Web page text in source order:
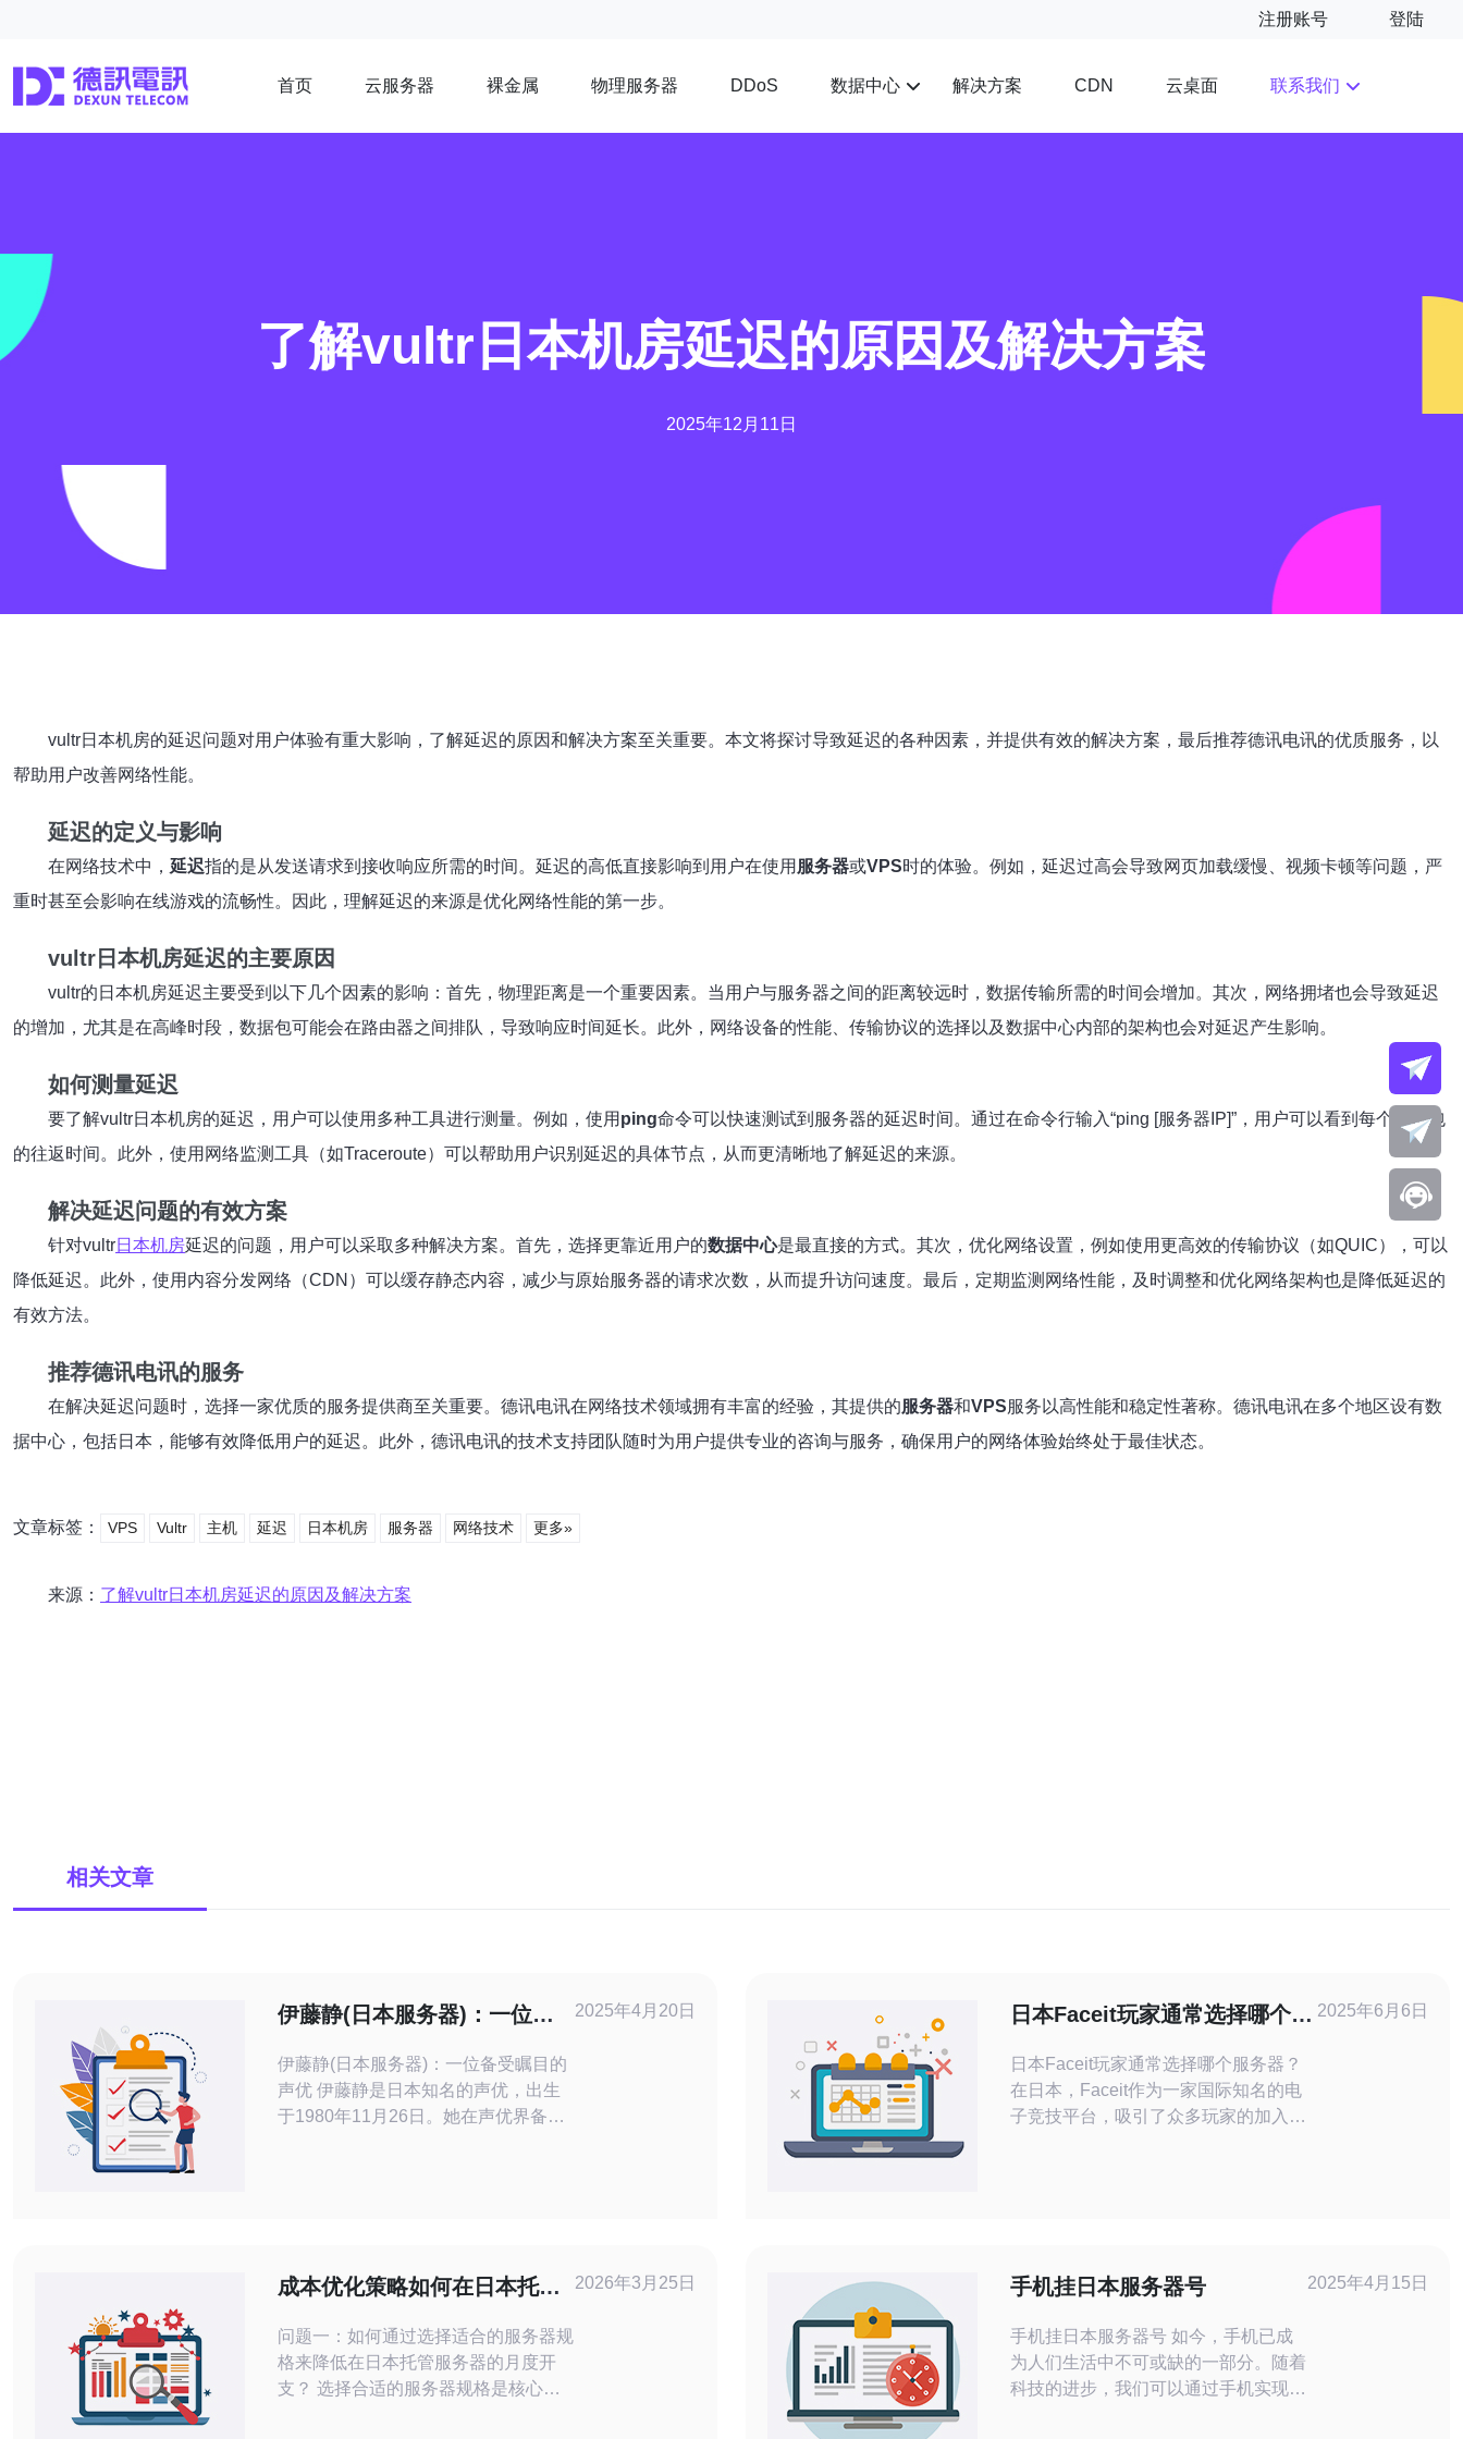
注册账号 登陆
首页 云服务器 裸金属 物理服务器 DDoS 数据中心 解决方案 CDN 云桌面 联系我们
了解vultr日本机房延迟的原因及解决方案
2025年12月11日
vultr日本机房的延迟问题对用户体验有重大影响，了解延迟的原因和解决方案至关重要。本文将探讨导致延迟的各种因素，并提供有效的解决方案，最后推荐德讯电讯的优质服务，以
帮助用户改善网络性能。
延迟的定义与影响
在网络技术中， 延迟指的是从发送请求到接收响应所需的时间。延迟的高低直接影响到用户在使用 服务器或VPS时的体验。例如，延迟过高会导致网页加载缓慢、视频卡顿等问题，严
重时甚至会影响在线游戏的流畅性。因此，理解延迟的来源是优化网络性能的第一步。
vultr日本机房延迟的主要原因
vultr的日本机房延迟主要受到以下几个因素的影响：首先，物理距离是一个重要因素。当用户与服务器之间的距离较远时，数据传输所需的时间会增加。其次，网络拥堵也会导致延迟
的增加，尤其是在高峰时段，数据包可能会在路由器之间排队，导致响应时间延长。此外，网络设备的性能、传输协议的选择以及数据中心内部的架构也会对延迟产生影响。
如何测量延迟
要了解vultr日本机房的延迟，用户可以使用多种工具进行测量。例如，使用 ping命令可以快速测试到服务器的延迟时间。通过在命令行输入“ping [服务器IP]”，用户可以看到每个数据包
的往返时间。此外，使用网络监测工具（如Traceroute）可以帮助用户识别延迟的具体节点，从而更清晰地了解延迟的来源。
解决延迟问题的有效方案
针对vultr日本机房延迟的问题，用户可以采取多种解决方案。首先，选择更靠近用户的数据中心是最直接的方式。其次，优化网络设置，例如使用更高效的传输协议（如QUIC），可以
降低延迟。此外，使用内容分发网络（CDN）可以缓存静态内容，减少与原始服务器的请求次数，从而提升访问速度。最后，定期监测网络性能，及时调整和优化网络架构也是降低延迟的
有效方法。
推荐德讯电讯的服务
在解决延迟问题时，选择一家优质的服务提供商至关重要。德讯电讯在网络技术领域拥有丰富的经验，其提供的服务器和VPS服务以高性能和稳定性著称。德讯电讯在多个地区设有数
据中心，包括日本，能够有效降低用户的延迟。此外，德讯电讯的技术支持团队随时为用户提供专业的咨询与服务，确保用户的网络体验始终处于最佳状态。
文章标签： VPS Vultr 主机 延迟 日本机房 服务器 网络技术 更多»
来源： 了解vultr日本机房延迟的原因及解决方案
相关文章
伊藤静(日本服务器)：一位备
伊藤静(日本服务器)：一位备受瞩目的
声优 伊藤静是日本知名的声优，出生
于1980年11月26日。她在声优界备受
2025年4月20日
日本Faceit玩家通常选择哪个服
日本Faceit玩家通常选择哪个服务器？
在日本，Faceit作为一家国际知名的电
子竞技平台，吸引了众多玩家的加入。
器。这主要是因为东亚服务器提供了稳
2025年6月6日
成本优化策略如何在日本托管
问题一：如何通过选择适合的服务器规
格来降低在日本托管服务器的月度开
支？ 选择合适的服务器规格是核心的
2026年3月25日 手机挂日本服务器号
手机挂日本服务器号 如今，手机已成
为人们生活中不可或缺的一部分。随着
科技的进步，我们可以通过手机实现各
2025年4月15日